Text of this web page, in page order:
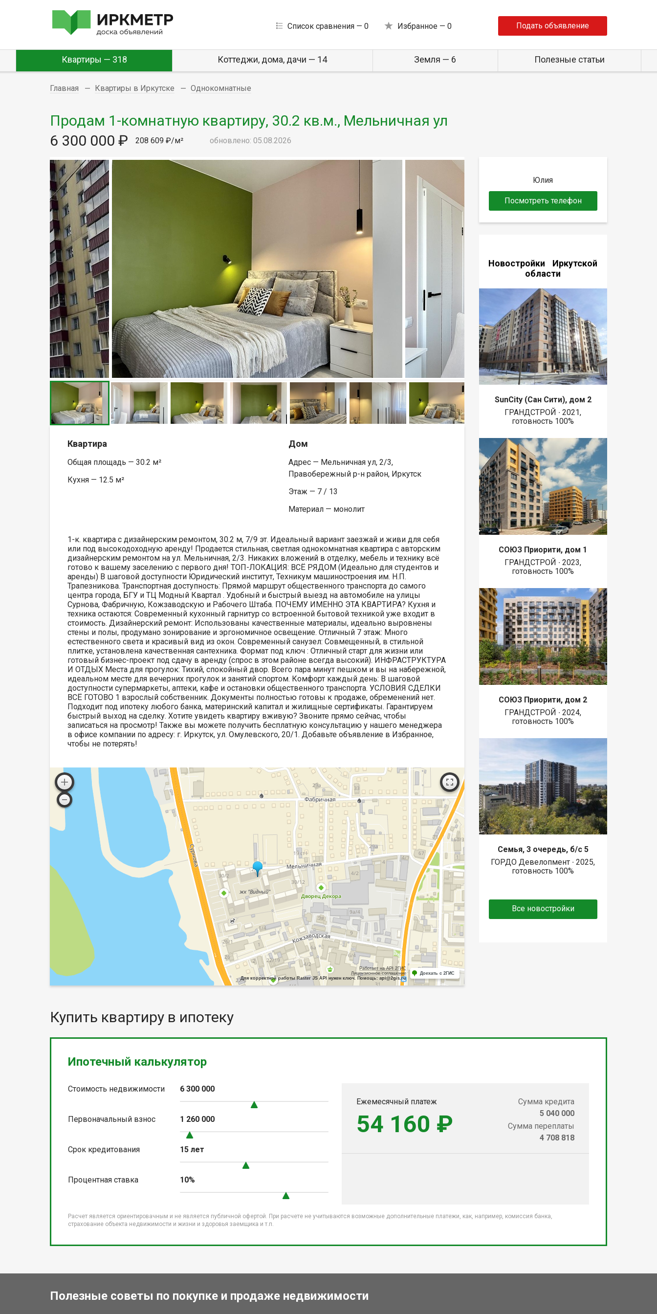
Список сравнения — 0 Избранное — 0 Подать объявление
Квартиры — 318 Коттеджи, дома, дачи — 14 Земля — 6 Полезные статьи
Главная Квартиры в Иркутске Однокомнатные
Продам 1-комнатную квартиру, 30.2 кв.м., Мельничная ул
6 300 000 ₽
208 609 ₽/м² обновлено: 05.08.2026
Квартира
Общая площадь — 30.2 м²
Кухня — 12.5 м²
Дом
Адрес — Мельничная ул, 2/3,
Правобережный р-н район, Иркутск
Этаж — 7 / 13
Материал — монолит
1-к. квартира с дизайнерским ремонтом, 30.2 м, 7/9 эт. Идеальный вариант заезжай и живи для себя
или под высокодоходную аренду! Продается стильная, светлая однокомнатная квартира с авторским
дизайнерским ремонтом на ул. Мельничная, 2/3. Никаких вложений в отделку, мебель и технику всё
готово к вашему заселению с первого дня! ТОП-ЛОКАЦИЯ: ВСЁ РЯДОМ (Идеально для студентов и
аренды) В шаговой доступности Юридический институт, Техникум машиностроения им. Н.П.
Трапезникова. Транспортная доступность: Прямой маршрут общественного транспорта до самого
центра города, БГУ и ТЦ Модный Квартал . Удобный и быстрый выезд на автомобиле на улицы
Сурнова, Фабричную, Кожзаводскую и Рабочего Штаба. ПОЧЕМУ ИМЕННО ЭТА КВАРТИРА? Кухня и
техника остаются: Современный кухонный гарнитур со встроенной бытовой техникой уже входит в
стоимость. Дизайнерский ремонт: Использованы качественные материалы, идеально выровнены
стены и полы, продумано зонирование и эргономичное освещение. Отличный 7 этаж: Много
естественного света и красивый вид из окон. Современный санузел: Совмещенный, в стильной
плитке, установлена качественная сантехника. Формат под ключ : Отличный старт для жизни или
готовый бизнес-проект под сдачу в аренду (спрос в этом районе всегда высокий). ИНФРАСТРУКТУРА
И ОТДЫХ Места для прогулок: Тихий, спокойный двор. Всего пара минут пешком и вы на набережной,
идеальном месте для вечерних прогулок и занятий спортом. Комфорт каждый день: В шаговой
доступности супермаркеты, аптеки, кафе и остановки общественного транспорта. УСЛОВИЯ СДЕЛКИ
ВСЁ ГОТОВО 1 взрослый собственник. Документы полностью готовы к продаже, обременений нет.
Подходит под ипотеку любого банка, материнский капитал и жилищные сертификаты. Гарантируем
быстрый выход на сделку. Хотите увидеть квартиру вживую? Звоните прямо сейчас, чтобы
записаться на просмотр! Также вы можете получить бесплатную консультацию у нашего менеджера
в офисе компании по адресу: г. Иркутск, ул. Омулевского, 20/1. Добавьте объявление в Избранное,
чтобы не потерять!
Работает на API 2ГИС
Лицензионное соглашение
Для корректной работы Raster JS API нужен ключ. Помощь: api@2gis.ru
Доехать с 2ГИС
Юлия
Посмотреть телефон
Новостройки Иркутской
области
SunCity (Сан Сити), дом 2
ГРАНДСТРОЙ ∙ 2021,
готовность 100%
СОЮЗ Приорити, дом 1
ГРАНДСТРОЙ ∙ 2023,
готовность 100%
СОЮЗ Приорити, дом 2
ГРАНДСТРОЙ ∙ 2024,
готовность 100%
Семья, 3 очередь, б/с 5
ГОРДО Девелопмент ∙ 2025,
готовность 100%
Все новостройки
Купить квартиру в ипотеку
Ипотечный калькулятор
Стоимость недвижимости 6 300 000
Первоначальный взнос 1 260 000
Срок кредитования 15 лет
Процентная ставка 10%
Ежемесячный платеж
54 160 ₽
Сумма кредита
5 040 000
Сумма переплаты
4 708 818
Расчет является ориентировачным и не является публичной офертой. При расчете не учитываются возможные дополнительные платежи, как, например, комиссия банка,
страхование объекта недвижимости и жизни и здоровья заемщика и т.п.
Полезные советы по покупке и продаже недвижимости